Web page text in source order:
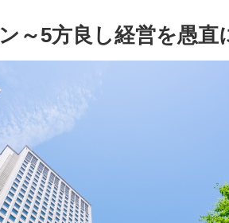
～5方良し経営を愚直